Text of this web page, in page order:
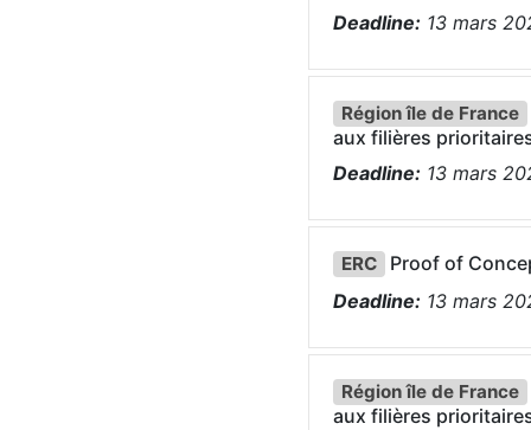
Deadline: 13 mars
Région île de France
aux filières
Deadline: 13 mars
ERC
Proof of
Deadline: 13 mars
Région île de France
aux filières